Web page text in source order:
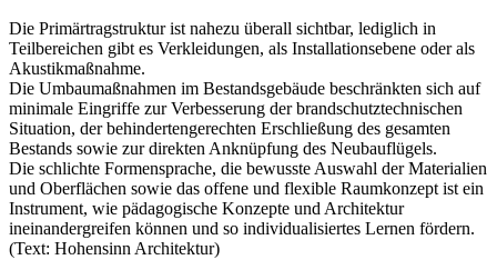
Die Primärtragstruktur ist nahezu überall sichtbar, lediglich in
Teilbereichen gibt es Verkleidungen, als Installationsebene oder als
Akustikmaßnahme.
Die Umbaumaßnahmen im Bestandsgebäude beschränkten sich auf
minimale Eingriffe zur Verbesserung der brandschutztechnischen
Situation, der behindertengerechten Erschließung des gesamten
Bestands sowie zur direkten Anknüpfung des Neubauflügels.
Die schlichte Formensprache, die bewusste Auswahl der Materialien
und Oberflächen sowie das offene und flexible Raumkonzept ist ein
Instrument, wie pädagogische Konzepte und Architektur
ineinandergreifen können und so individualisiertes Lernen fördern.
(Text: Hohensinn Architektur)